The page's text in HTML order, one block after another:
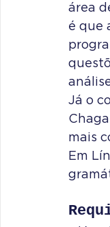
área
é que
Já o
mais
Em